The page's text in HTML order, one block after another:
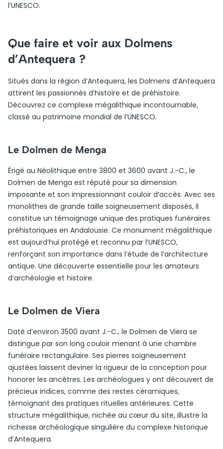
l’UNESCO.
Que faire et voir aux Dolmens
d’Antequera ?
Situés dans la région d’Antequera, les Dolmens d’Antequera
attirent les passionnés d’histoire et de préhistoire.
Découvrez ce complexe mégalithique incontournable,
classé au patrimoine mondial de l’UNESCO.
Le Dolmen de Menga
Érigé au Néolithique entre 3800 et 3600 avant J.-C., le
Dolmen de Menga est réputé pour sa dimension
imposante et son impressionnant couloir d’accès. Avec ses
monolithes de grande taille soigneusement disposés, il
constitue un témoignage unique des pratiques funéraires
préhistoriques en Andalousie. Ce monument mégalithique
est aujourd’hui protégé et reconnu par l’UNESCO,
renforçant son importance dans l’étude de l’architecture
antique. Une découverte essentielle pour les amateurs
d’archéologie et histoire.
Le Dolmen de Viera
Daté d’environ 3500 avant J.-C., le Dolmen de Viera se
distingue par son long couloir menant à une chambre
funéraire rectangulaire. Ses pierres soigneusement
ajustées laissent deviner la rigueur de la conception pour
honorer les ancêtres. Les archéologues y ont découvert de
précieux indices, comme des restes céramiques,
témoignant des pratiques rituelles antérieures. Cette
structure mégalithique, nichée au cœur du site, illustre la
richesse archéologique singulière du complexe historique
d’Antequera.